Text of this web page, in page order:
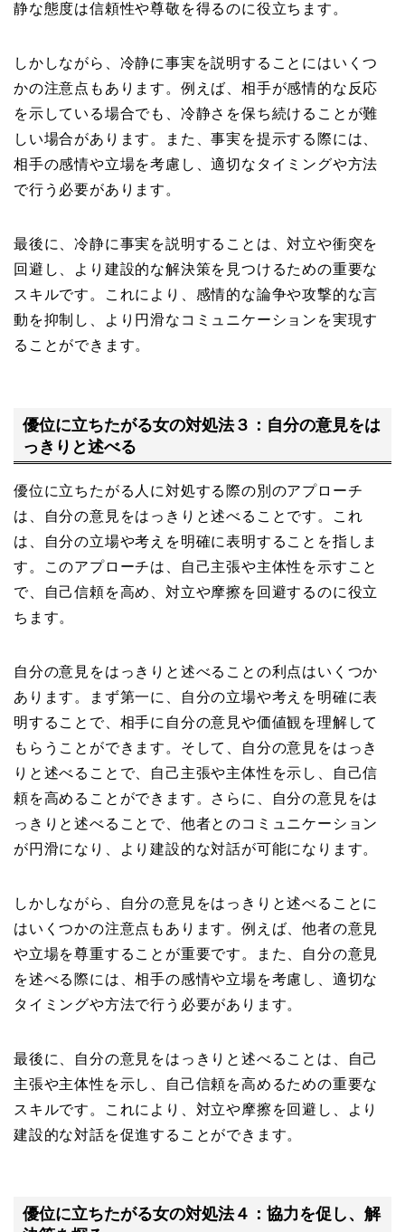
静な態度は信頼性や尊敬を得るのに役立ちます。
しかしながら、冷静に事実を説明することにはいくつ
かの注意点もあります。例えば、相手が感情的な反応
を示している場合でも、冷静さを保ち続けることが難
しい場合があります。また、事実を提示する際には、
相手の感情や立場を考慮し、適切なタイミングや方法
で行う必要があります。
最後に、冷静に事実を説明することは、対立や衝突を
回避し、より建設的な解決策を見つけるための重要な
スキルです。これにより、感情的な論争や攻撃的な言
動を抑制し、より円滑なコミュニケーションを実現す
ることができます。
優位に立ちたがる女の対処法３：自分の意見をは
っきりと述べる
優位に立ちたがる人に対処する際の別のアプローチ
は、自分の意見をはっきりと述べることです。これ
は、自分の立場や考えを明確に表明することを指しま
す。このアプローチは、自己主張や主体性を示すこと
で、自己信頼を高め、対立や摩擦を回避するのに役立
ちます。
自分の意見をはっきりと述べることの利点はいくつか
あります。まず第一に、自分の立場や考えを明確に表
明することで、相手に自分の意見や価値観を理解して
もらうことができます。そして、自分の意見をはっき
りと述べることで、自己主張や主体性を示し、自己信
頼を高めることができます。さらに、自分の意見をは
っきりと述べることで、他者とのコミュニケーション
が円滑になり、より建設的な対話が可能になります。
しかしながら、自分の意見をはっきりと述べることに
はいくつかの注意点もあります。例えば、他者の意見
や立場を尊重することが重要です。また、自分の意見
を述べる際には、相手の感情や立場を考慮し、適切な
タイミングや方法で行う必要があります。
最後に、自分の意見をはっきりと述べることは、自己
主張や主体性を示し、自己信頼を高めるための重要な
スキルです。これにより、対立や摩擦を回避し、より
建設的な対話を促進することができます。
優位に立ちたがる女の対処法４：協力を促し、解